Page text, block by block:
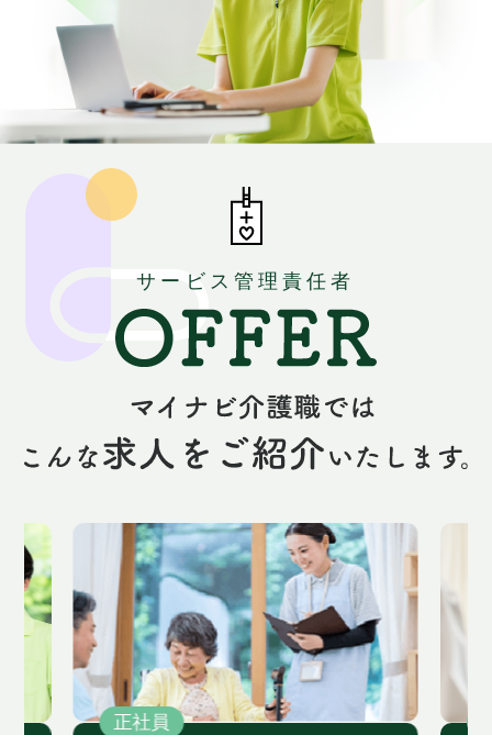
サービス管理責任者
正社員